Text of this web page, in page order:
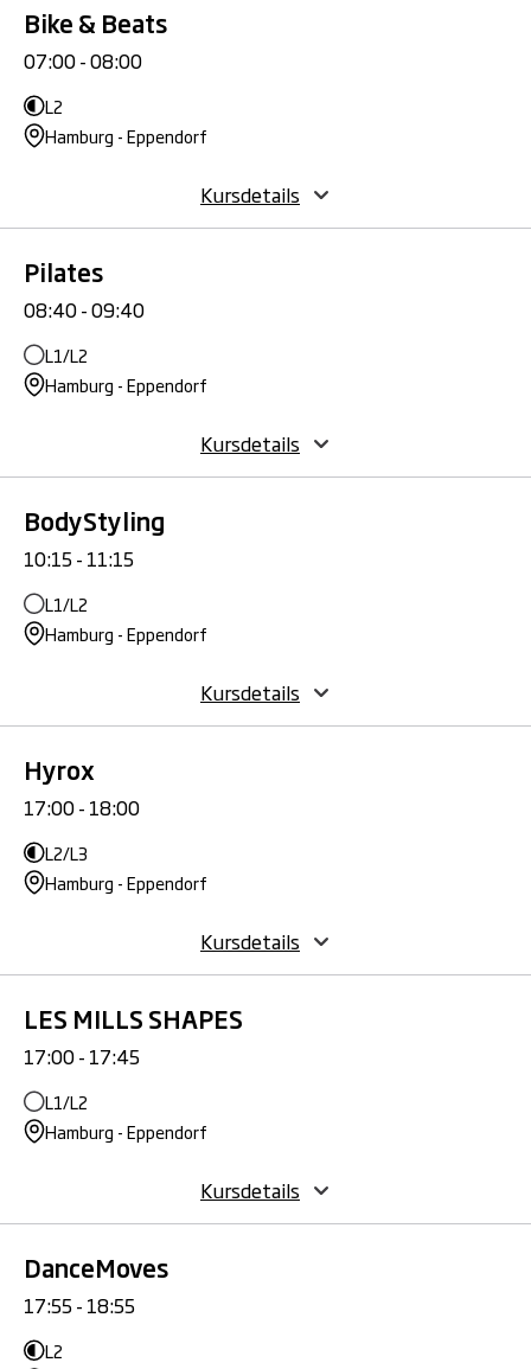
Bike & Beats
07:00 - 08:00
L2
Hamburg - Eppendorf
Kursdetails
Pilates
08:40 - 09:40
L1/L2
Hamburg - Eppendorf
Kursdetails
BodyStyling
10:15 - 11:15
L1/L2
Hamburg - Eppendorf
Kursdetails
Hyrox
17:00 - 18:00
L2/L3
Hamburg - Eppendorf
Kursdetails
LES MILLS SHAPES
17:00 - 17:45
L1/L2
Hamburg - Eppendorf
Kursdetails
DanceMoves
17:55 - 18:55
L2